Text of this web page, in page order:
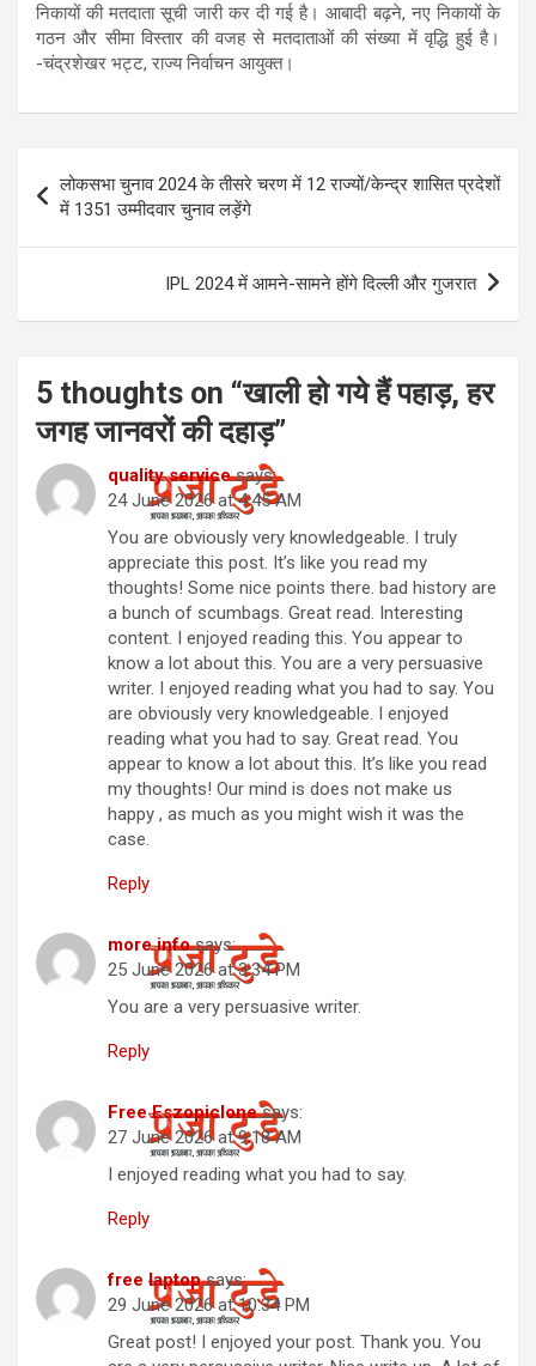
निकायों की मतदाता सूची जारी कर दी गई है। आबादी बढ़ने, नए निकायों के
गठन और सीमा विस्तार की वजह से मतदाताओं की संख्या में वृद्धि हुई है।
-चंद्रशेखर भट्ट, राज्य निर्वाचन आयुक्त।
Post
navigation
लोकसभा चुनाव 2024 के तीसरे चरण में 12 राज्यों/केन्‍द्र शासित प्रदेशों
में 1351 उम्मीदवार चुनाव लड़ेंगे
IPL 2024 में आमने-सामने होंगे दिल्ली और गुजरात
5 thoughts on “खाली हो गये हैं पहाड़, हर
जगह जानवरों की दहाड़”
quality service says:
24 June 2026 at 4:45 AM
You are obviously very knowledgeable. I truly
appreciate this post. It’s like you read my
thoughts! Some nice points there. bad history are
a bunch of scumbags. Great read. Interesting
content. I enjoyed reading this. You appear to
know a lot about this. You are a very persuasive
writer. I enjoyed reading what you had to say. You
are obviously very knowledgeable. I enjoyed
reading what you had to say. Great read. You
appear to know a lot about this. It’s like you read
my thoughts! Our mind is does not make us
happy , as much as you might wish it was the
case.
Reply
more info says:
25 June 2026 at 3:34 PM
You are a very persuasive writer.
Reply
Free Eszopiclone says:
27 June 2026 at 9:18 AM
I enjoyed reading what you had to say.
Reply
free laptop says:
29 June 2026 at 10:34 PM
Great post! I enjoyed your post. Thank you. You